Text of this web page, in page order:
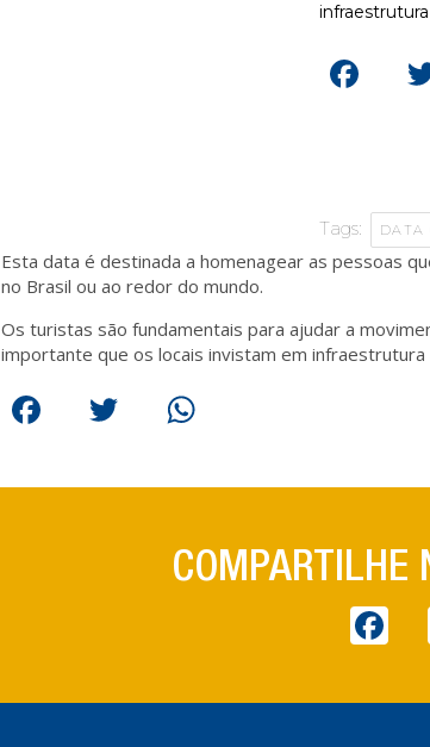
Tags: DATA
Esta data é destinada a homenagear as pessoas
no Brasil ou ao redor do mundo.
Os turistas são fundamentais para ajudar a
importante que os locais invistam em
COMPARTILHE